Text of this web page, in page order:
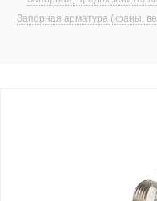
Запорная арматура (краны,